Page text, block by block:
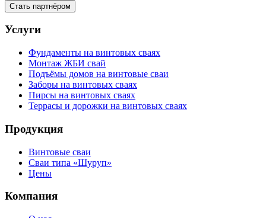
Стать партнёром
Услуги
Фундаменты на винтовых сваях
Монтаж ЖБИ свай
Подъёмы домов на винтовые сваи
Заборы на винтовых сваях
Пирсы на винтовых сваях
Террасы и дорожки на винтовых сваях
Продукция
Винтовые сваи
Сваи типа «Шуруп»
Цены
Компания